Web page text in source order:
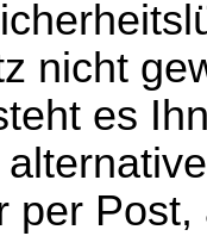
nicht
es
per